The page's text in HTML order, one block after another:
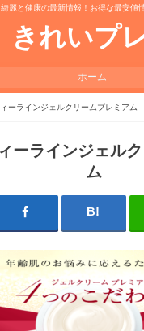
綺麗と健康の最新情報！お得な最安値
きれいプ
ホーム
ィーラインジェルクリームプレミアム
ーラインジェル
ム